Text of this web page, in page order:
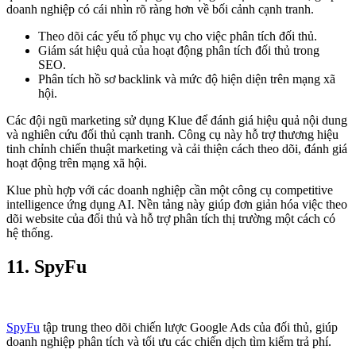
doanh nghiệp có cái nhìn rõ ràng hơn về bối cảnh cạnh tranh.
Theo dõi các yếu tố phục vụ cho việc phân tích đối thủ.
Giám sát hiệu quả của hoạt động phân tích đối thủ trong
SEO.
Phân tích hồ sơ backlink và mức độ hiện diện trên mạng xã
hội.
Các đội ngũ marketing sử dụng Klue để đánh giá hiệu quả nội dung
và nghiên cứu đối thủ cạnh tranh. Công cụ này hỗ trợ thương hiệu
tinh chỉnh chiến thuật marketing và cải thiện cách theo dõi, đánh giá
hoạt động trên mạng xã hội.
Klue phù hợp với các doanh nghiệp cần một công cụ competitive
intelligence ứng dụng AI. Nền tảng này giúp đơn giản hóa việc theo
dõi website của đối thủ và hỗ trợ phân tích thị trường một cách có
hệ thống.
11. SpyFu
SpyFu tập trung theo dõi chiến lược Google Ads của đối thủ, giúp
doanh nghiệp phân tích và tối ưu các chiến dịch tìm kiếm trả phí.